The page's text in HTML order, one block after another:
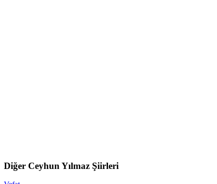
Diğer Ceyhun Yılmaz Şiirleri